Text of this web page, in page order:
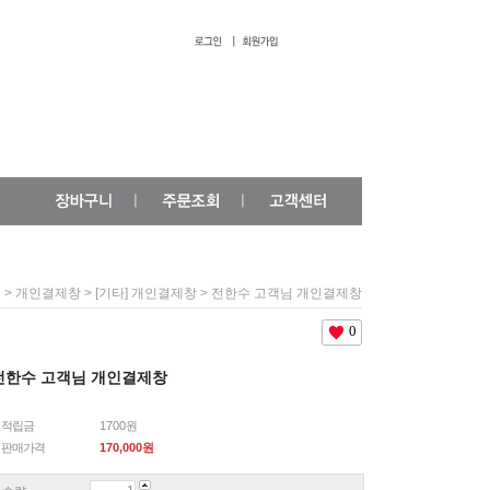
> 개인결제창 > [기타] 개인결제창 > 전한수 고객님 개인결제창
0
한수 고객님 개인결제창
적립금
1700원
판매가격
170,000원